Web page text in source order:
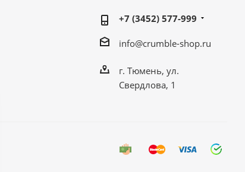
+7 (3452) 577-999
info@crumble-shop.ru
г. Тюмень, ул.
Свердлова, 1